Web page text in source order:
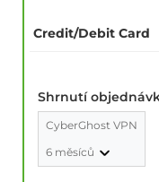
Credit/Debit Card
Shrnutí
CyberGhost VPN
6 měsíců